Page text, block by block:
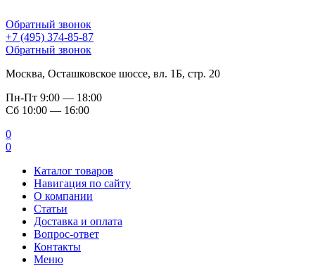
Обратный звонок
+7 (495) 374-85-87
Обратный звонок
Москва, Осташковское шоссе, вл. 1Б, стр. 20
Пн-Пт 9:00 — 18:00
Сб 10:00 — 16:00
0
0
Каталог товаров
Навигация по сайту
О компании
Статьи
Доставка и оплата
Вопрос-ответ
Контакты
Меню